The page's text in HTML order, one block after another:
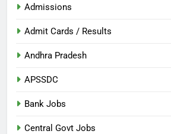
Admissions
Admit Cards / Results
Andhra Pradesh
APSSDC
Bank Jobs
Central Govt Jobs